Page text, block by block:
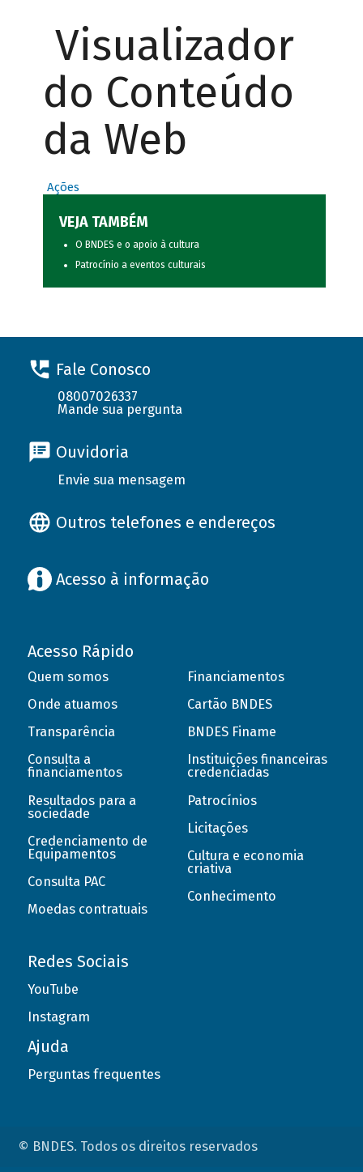
Visualizador
do Conteúdo
da Web
Ações
VEJA TAMBÉM
O BNDES e o apoio à cultura
Patrocínio a eventos culturais
Fale Conosco
08007026337
Mande sua pergunta
Ouvidoria
Envie sua mensagem
Outros telefones e endereços
Acesso à informação
Acesso Rápido
Quem somos
Onde atuamos
Transparência
Consulta a
financiamentos
Resultados para a
sociedade
Credenciamento de
Equipamentos
Consulta PAC
Moedas contratuais
Financiamentos
Cartão BNDES
BNDES Finame
Instituições financeiras
credenciadas
Patrocínios
Licitações
Cultura e economia
criativa
Conhecimento
Redes Sociais
YouTube
Instagram
Ajuda
Perguntas frequentes
© BNDES. Todos os direitos reservados